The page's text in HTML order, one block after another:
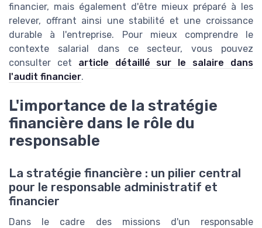
financier, mais également d'être mieux préparé à les
relever, offrant ainsi une stabilité et une croissance
durable à l'entreprise. Pour mieux comprendre le
contexte salarial dans ce secteur, vous pouvez
consulter cet article détaillé sur le salaire dans
l'audit financier.
L'importance de la stratégie
financière dans le rôle du
responsable
La stratégie financière : un pilier central
pour le responsable administratif et
financier
Dans le cadre des missions d'un responsable